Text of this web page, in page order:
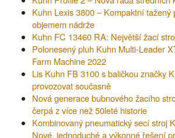
Kuhn Lexis 3800 – Kompaktní tažený
objemem nádrže
Kuhn FC 13460 RA: Největší žací
Polonesený pluh Kuhn Multi-Leader
Farm Machine 2022
Lis Kuhn FB 3100 s baličkou značky
provozovat současně
Nová generace bubnového žacího
čerpá z více než 50leté historie
Kombinovaný pneumatický secí stroj
Nové, jednoduché a výkonné řešení